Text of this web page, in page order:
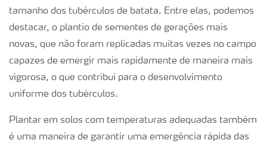
tamanho dos tubérculos de batata. Entre elas, podemos
destacar, o plantio de sementes de gerações mais
novas, que não foram replicadas muitas vezes no campo
capazes de emergir mais rapidamente de maneira mais
vigorosa, o que contribui para o desenvolvimento
uniforme dos tubérculos.
Plantar em solos com temperaturas adequadas também
é uma maneira de garantir uma emergência rápida das